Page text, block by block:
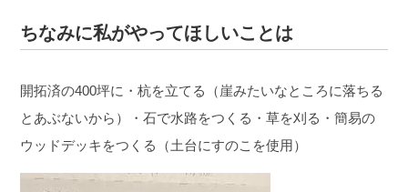
ちなみに私がやってほしいことは
開拓済の400坪に ・杭を立てる（崖みたいなところに落ちる
とあぶないから）
・石で水路をつくる ・草を刈る ・簡易の
ウッドデッキをつくる（土台にすのこを使用）